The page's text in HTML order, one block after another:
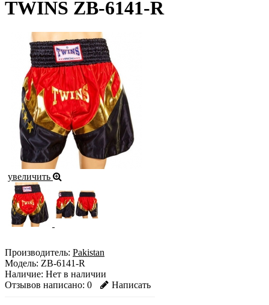
TWINS ZB-6141-R
увеличить
Производитель: Pakistan
Модель: ZB-6141-R
Наличие: Нет в наличии
Отзывов написано: 0 Написать